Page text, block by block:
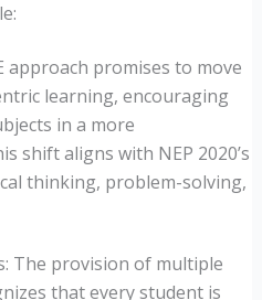
approach promises to move
learning, encouraging
in a more
shift aligns with NEP 2020’s
thinking, problem-solving,
The provision of multiple
that every student is